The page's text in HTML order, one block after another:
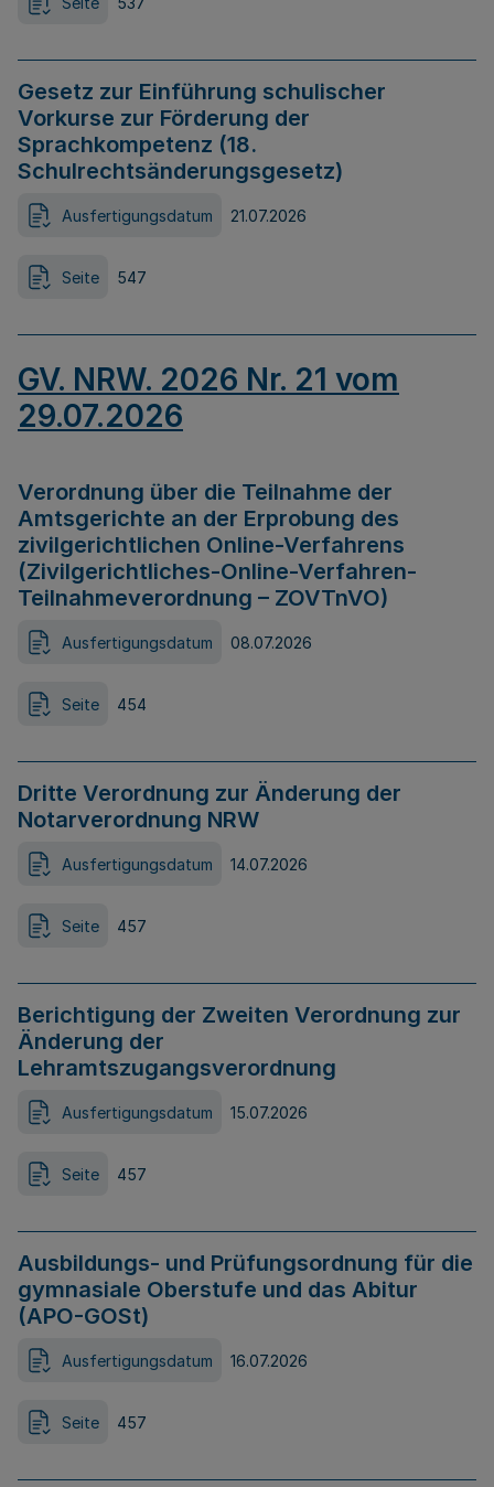
Gesetz zur Einführung schulischer
Vorkurse zur Förderung der
Sprachkompetenz (18.
Schulrechtsänderungsgesetz)
Ausfertigungsdatum 21.07.2026
Seite 547
GV. NRW. 2026 Nr. 21 vom
29.07.2026
Verordnung über die Teilnahme der
Amtsgerichte an der Erprobung des
zivilgerichtlichen Online-Verfahrens
(Zivilgerichtliches-Online-Verfahren-
Teilnahmeverordnung – ZOVTnVO)
Ausfertigungsdatum 08.07.2026
Seite 454
Dritte Verordnung zur Änderung der
Notarverordnung NRW
Ausfertigungsdatum 14.07.2026
Seite 457
Berichtigung der Zweiten Verordnung zur
Änderung der
Lehramtszugangsverordnung
Ausfertigungsdatum 15.07.2026
Seite 457
Ausbildungs- und Prüfungsordnung für die
gymnasiale Oberstufe und das Abitur
(APO-GOSt)
Ausfertigungsdatum 16.07.2026
Seite 457